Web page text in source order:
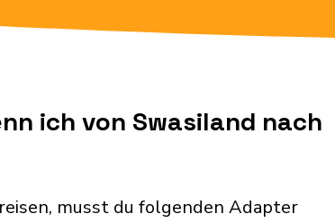
ich von Swasiland nach
musst du folgenden Adapter